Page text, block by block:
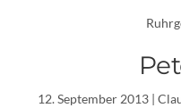
12. September 2013 |